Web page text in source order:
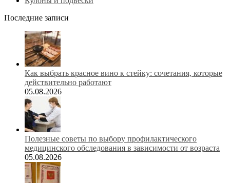
Последние записи
Как выбрать красное вино к стейку: сочетания, которые
действительно работают
05.08.2026
Полезные советы по выбору профилактического
медицинского обследования в зависимости от возраста
05.08.2026